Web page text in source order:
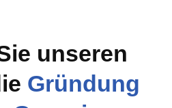
unseren
Gründung